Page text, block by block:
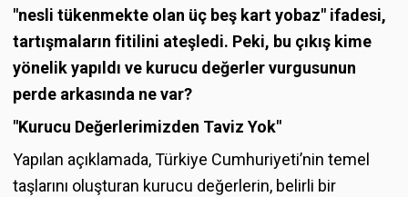
"nesli tükenmekte olan üç beş kart yobaz" ifadesi,
tartışmaların fitilini ateşledi. Peki, bu çıkış kime
yönelik yapıldı ve kurucu değerler vurgusunun
perde arkasında ne var?
"Kurucu Değerlerimizden Taviz Yok"
Yapılan açıklamada, Türkiye Cumhuriyeti’nin temel
taşlarını oluşturan kurucu değerlerin, belirli bir